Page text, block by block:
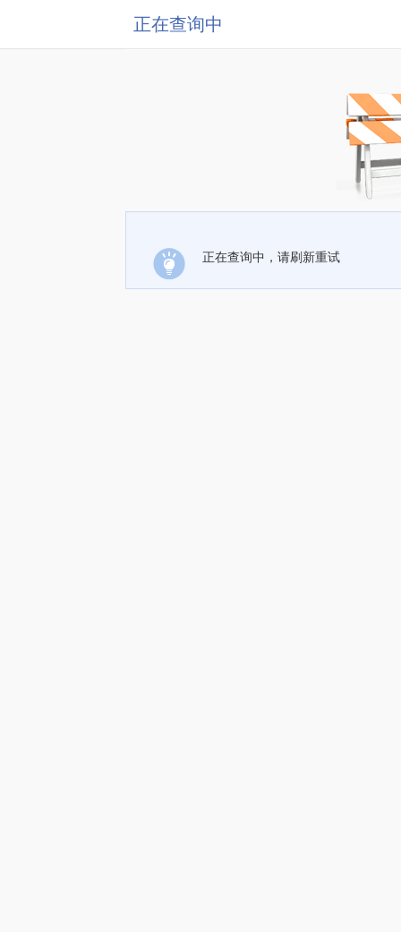
正在查询中
正在查询中，请刷新重试